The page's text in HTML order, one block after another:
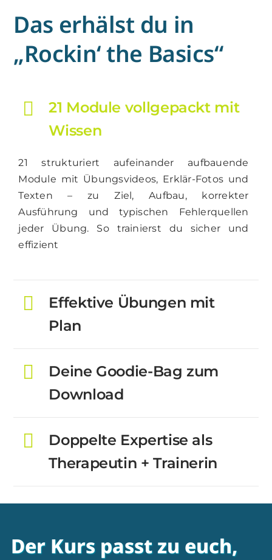
Das erhälst du in
„Rockin‘ the Basics“
21 Module vollgepackt mit
Wissen
21 strukturiert aufeinander aufbauende
Module mit Übungsvideos, Erklär-Fotos und
Texten – zu Ziel, Aufbau, korrekter
Ausführung und typischen Fehlerquellen
jeder Übung. So trainierst du sicher und
effizient
Effektive Übungen mit
Plan
Deine Goodie-Bag zum
Download
Doppelte Expertise als
Therapeutin + Trainerin
Der Kurs passt zu euch,